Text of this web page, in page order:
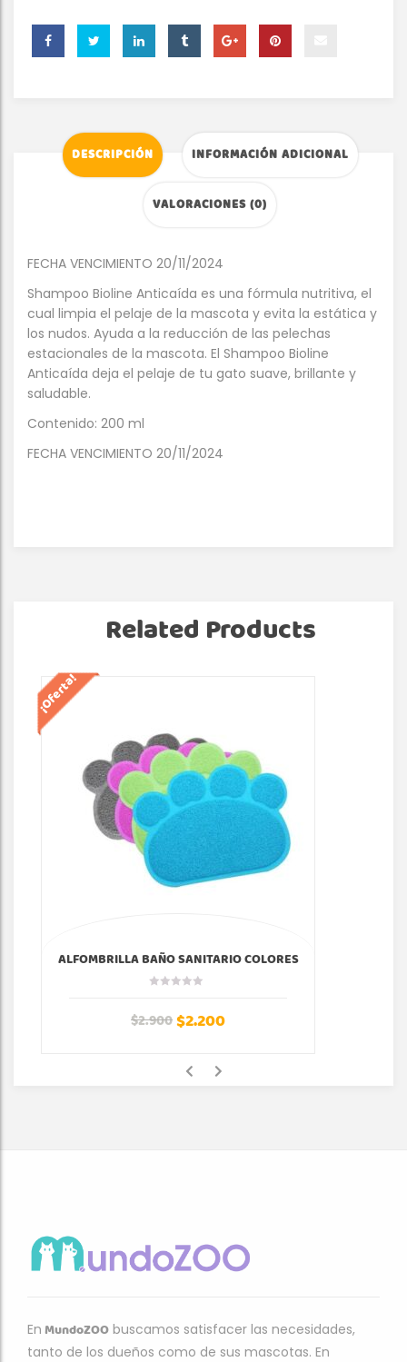
DESCRIPCIÓN INFORMACIÓN ADICIONAL
VALORACIONES (0)
FECHA VENCIMIENTO 20/11/2024
Shampoo Bioline Anticaída es una fórmula nutritiva, el
cual limpia el pelaje de la mascota y evita la estática y
los nudos. Ayuda a la reducción de las pelechas
estacionales de la mascota. El Shampoo Bioline
Anticaída deja el pelaje de tu gato suave, brillante y
saludable.
Contenido: 200 ml
FECHA VENCIMIENTO 20/11/2024
Related Products
¡Oferta!
ALFOMBRILLA BAÑO SANITARIO COLORES
$2.900$2.200
En MundoZOO buscamos satisfacer las necesidades,
tanto de los dueños como de sus mascotas. En